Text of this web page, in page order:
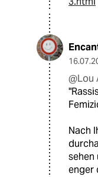
@Lou
Nach
sehen
enger